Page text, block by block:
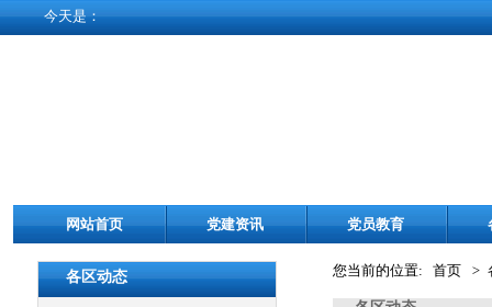
今天是：
网站首页 党建资讯 党员教育
各区动态 您当前的位置: 首页 >